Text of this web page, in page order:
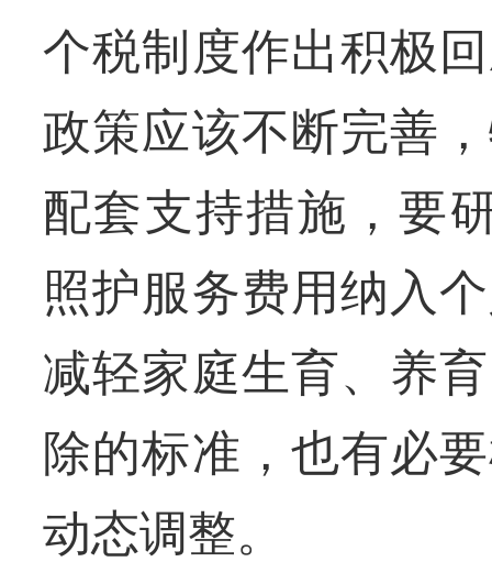
个税制度作出积极
政策应该不断完善
配套支持措施，要
照护服务费用纳入
减轻家庭生育、养
除的标准，也有必
动态调整。